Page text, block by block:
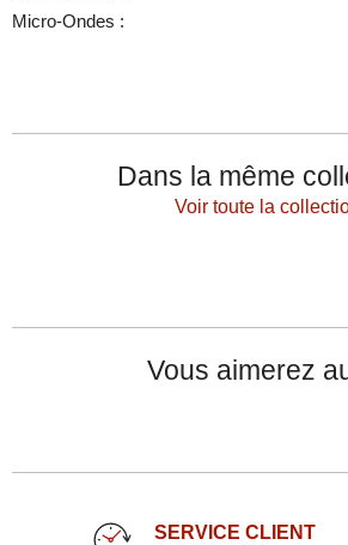
Micro-Ondes :
Dans la même
Voir toute la
Vous aimerez
SERVICE CLIENT